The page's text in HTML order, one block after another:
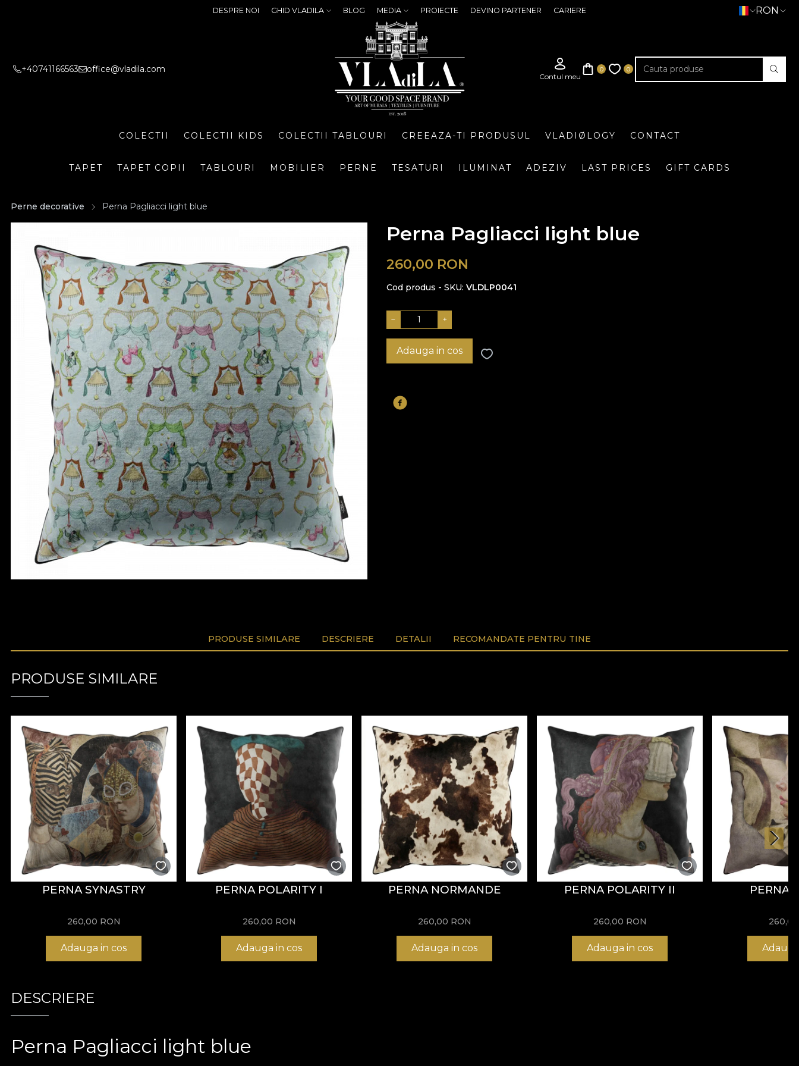
DESPRE NOI GHID VLADILA BLOG MEDIA PROIECTE DEVINO PARTENER CARIERE RON
+40741166563 office@vladila.com
COLECTII COLECTII KIDS COLECTII TABLOURI CREEAZA-TI PRODUSUL VLADIØLOGY CONTACT
TAPET TAPET COPII TABLOURI MOBILIER PERNE TESATURI ILUMINAT ADEZIV LAST PRICES GIFT CARDS
Perne decorative Perna Pagliacci light blue
Perna Pagliacci light blue
260,00 RON
Cod produs - SKU VLDLP0041
− +
Adauga in cos
PRODUSE SIMILARE DESCRIERE DETALII RECOMANDATE PENTRU TINE
PRODUSE SIMILARE
PERNA SYNASTRY
260,00 RON
Adauga in cos
PERNA POLARITY I
260,00 RON
Adauga in cos
PERNA NORMANDE
260,00 RON
Adauga in cos
PERNA POLARITY II
260,00 RON
Adauga in cos
PERNA
DESCRIERE
Perna Pagliacci light blue